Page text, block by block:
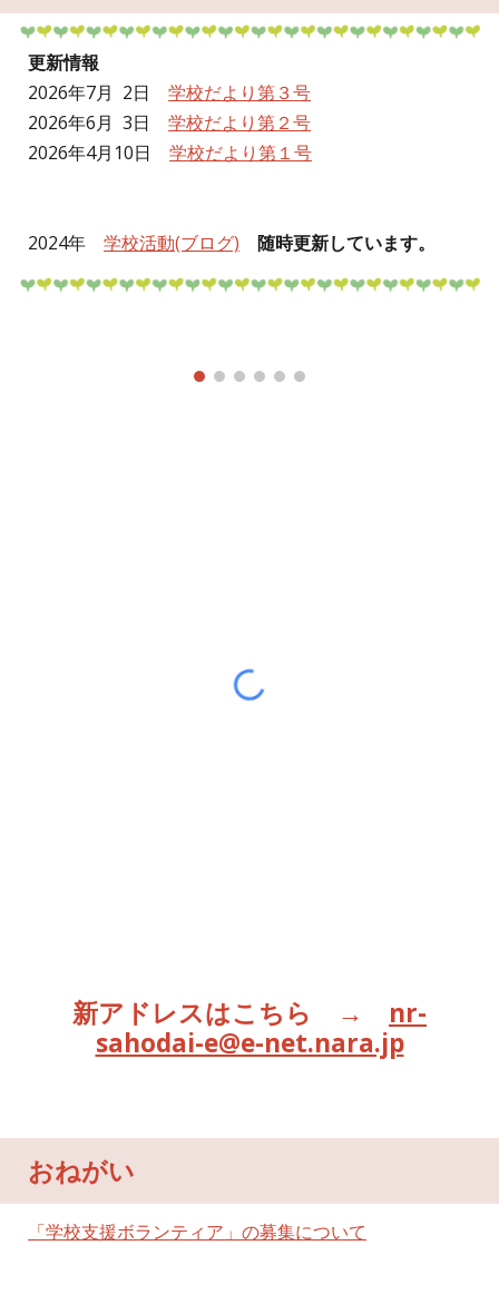
更新情報
2026年7月 2日学校だより第３号
2026年6月 3日学校だより第２号
2026年4月10日学校だより第１号
2024年学校活動(ブログ) 随時更新しています。
新アドレスはこちら → nr-
sahodai-e@e-net.nara.jp
おねがい
「学校支援ボランティア」の募集について